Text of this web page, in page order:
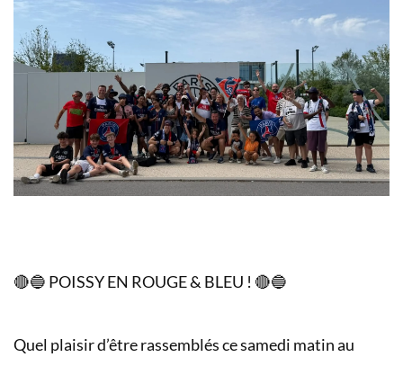
🔴🔵 POISSY EN ROUGE & BLEU ! 🔴🔵
Quel plaisir d’être rassemblés ce samedi matin au